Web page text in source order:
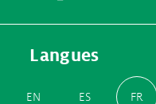
Langues
EN ES FR